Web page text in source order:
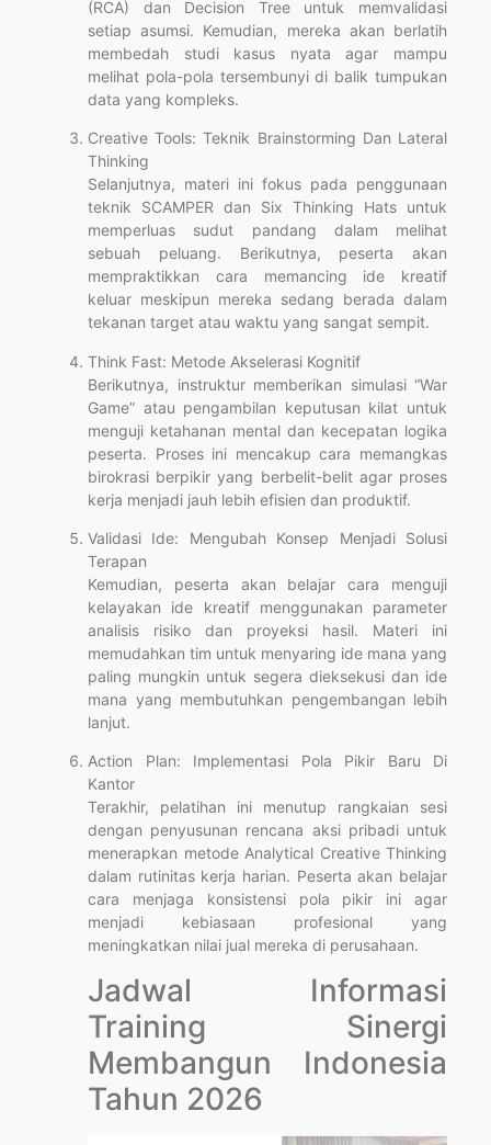
(RCA) dan Decision Tree untuk memvalidasi
setiap asumsi. Kemudian, mereka akan berlatih
membedah studi kasus nyata agar mampu
melihat pola-pola tersembunyi di balik tumpukan
data yang kompleks.
Creative Tools: Teknik Brainstorming Dan Lateral
Thinking
Selanjutnya, materi ini fokus pada penggunaan
teknik SCAMPER dan Six Thinking Hats untuk
memperluas sudut pandang dalam melihat
sebuah peluang. Berikutnya, peserta akan
mempraktikkan cara memancing ide kreatif
keluar meskipun mereka sedang berada dalam
tekanan target atau waktu yang sangat sempit.
Think Fast: Metode Akselerasi Kognitif
Berikutnya, instruktur memberikan simulasi “War
Game” atau pengambilan keputusan kilat untuk
menguji ketahanan mental dan kecepatan logika
peserta. Proses ini mencakup cara memangkas
birokrasi berpikir yang berbelit-belit agar proses
kerja menjadi jauh lebih efisien dan produktif.
Validasi Ide: Mengubah Konsep Menjadi Solusi
Terapan
Kemudian, peserta akan belajar cara menguji
kelayakan ide kreatif menggunakan parameter
analisis risiko dan proyeksi hasil. Materi ini
memudahkan tim untuk menyaring ide mana yang
paling mungkin untuk segera dieksekusi dan ide
mana yang membutuhkan pengembangan lebih
lanjut.
Action Plan: Implementasi Pola Pikir Baru Di
Kantor
Terakhir, pelatihan ini menutup rangkaian sesi
dengan penyusunan rencana aksi pribadi untuk
menerapkan metode Analytical Creative Thinking
dalam rutinitas kerja harian. Peserta akan belajar
cara menjaga konsistensi pola pikir ini agar
menjadi kebiasaan profesional yang
meningkatkan nilai jual mereka di perusahaan.
Jadwal Informasi
Training Sinergi
Membangun Indonesia
Tahun 2026